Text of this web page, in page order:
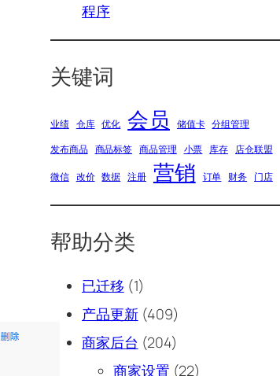
程序
关键词
业绩 仓库 优化 会员 储值卡 分组管理
发布商品 商品标签 商品管理 小票 库存 店仓联盟
微信 改价 数据 注册 营销 订单 财务 门店
帮助分类
已迁移 (1)
产品更新(409)
商家后台 (204)
商家设置 (22)